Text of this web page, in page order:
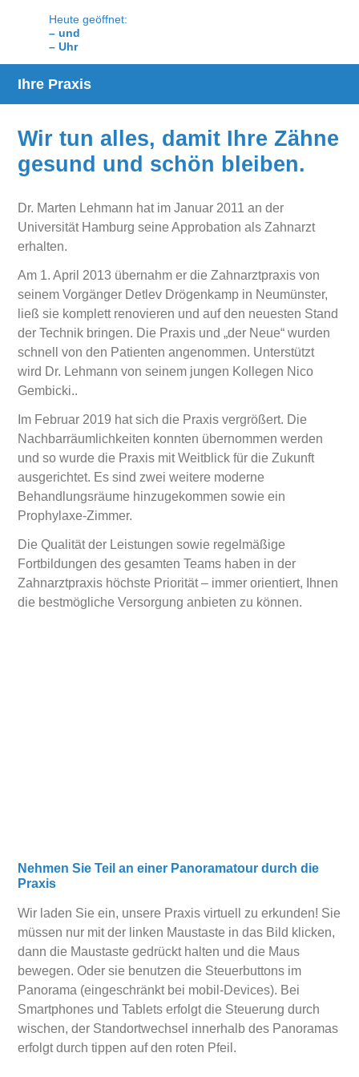
Heute geöffnet:
– und
– Uhr
Ihre Praxis
Wir tun alles, damit Ihre Zähne
gesund und schön bleiben.
Dr. Marten Lehmann hat im Januar 2011 an der
Universität Hamburg seine Approbation als Zahnarzt
erhalten.
Am 1. April 2013 übernahm er die Zahnarztpraxis von
seinem Vorgänger Detlev Drögenkamp in Neumünster,
ließ sie komplett renovieren und auf den neuesten Stand
der Technik bringen. Die Praxis und „der Neue“ wurden
schnell von den Patienten angenommen. Unterstützt
wird Dr. Lehmann von seinem jungen Kollegen Nico
Gembicki..
Im Februar 2019 hat sich die Praxis vergrößert. Die
Nachbarräumlichkeiten konnten übernommen werden
und so wurde die Praxis mit Weitblick für die Zukunft
ausgerichtet. Es sind zwei weitere moderne
Behandlungsräume hinzugekommen sowie ein
Prophylaxe-Zimmer.
Die Qualität der Leistungen sowie regelmäßige
Fortbildungen des gesamten Teams haben in der
Zahnarztpraxis höchste Priorität – immer orientiert, Ihnen
die bestmögliche Versorgung anbieten zu können.
Nehmen Sie Teil an einer Panoramatour durch die
Praxis
Wir laden Sie ein, unsere Praxis virtuell zu erkunden! Sie
müssen nur mit der linken Maustaste in das Bild klicken,
dann die Maustaste gedrückt halten und die Maus
bewegen. Oder sie benutzen die Steuerbuttons im
Panorama (eingeschränkt bei mobil-Devices). Bei
Smartphones und Tablets erfolgt die Steuerung durch
wischen, der Standortwechsel innerhalb des Panoramas
erfolgt durch tippen auf den roten Pfeil.